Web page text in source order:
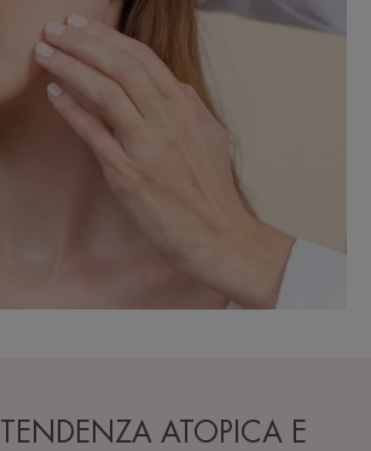
TENDENZA ATOPICA E